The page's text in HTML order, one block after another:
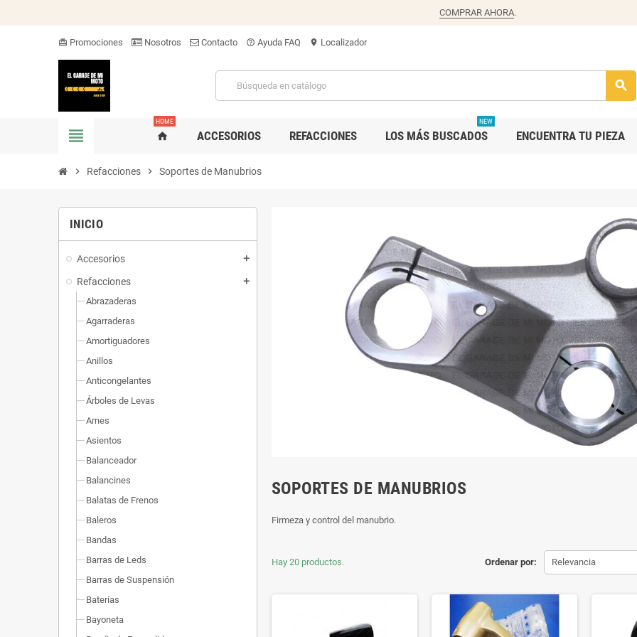
COMPRAR AHORA.
card_giftcard Promociones Nosotros Contacto help_outline Ayuda FAQ location_on Localizador
search
view_headline home
HOME
ACCESORIOS REFACCIONES LOS MÁS BUSCADOS
NEW
ENCUENTRA TU PIEZA
chevron_right Refacciones chevron_right Soportes de Manubrios
INICIO
Accesorios add
Refacciones add
Abrazaderas
Agarraderas
Amortiguadores
Anillos
Anticongelantes
Árboles de Levas
Arnes
Asientos
Balanceador
Balancines
Balatas de Frenos
Baleros
Bandas
Barras de Leds
Barras de Suspensión
Baterías
Bayoneta
SOPORTES DE MANUBRIOS
Firmeza y control del manubrio.
Ordenar por: Relevancia
Hay 20 productos.